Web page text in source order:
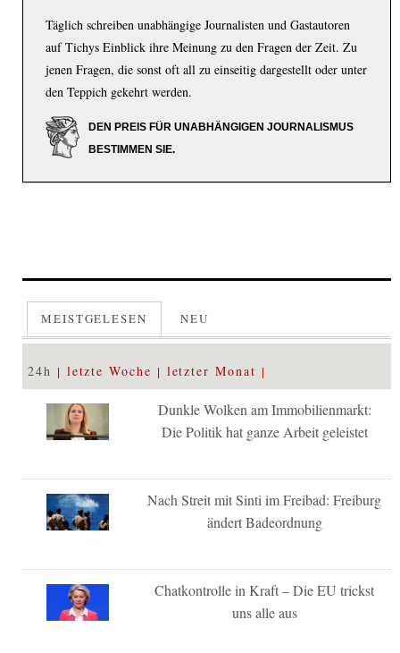
Täglich schreiben unabhängige Journalisten und Gastautoren
auf Tichys Einblick ihre Meinung zu den Fragen der Zeit. Zu
jenen Fragen, die sonst oft all zu einseitig dargestellt oder unter
den Teppich gekehrt werden.
DEN PREIS FÜR UNABHÄNGIGEN JOURNALISMUS
BESTIMMEN SIE.
MEISTGELESEN NEU
24h letzte Woche letzter Monat
Dunkle Wolken am Immobilienmarkt:
Die Politik hat ganze Arbeit geleistet
Nach Streit mit Sinti im Freibad: Freiburg
ändert Badeordnung
Chatkontrolle in Kraft – Die EU trickst
uns alle aus